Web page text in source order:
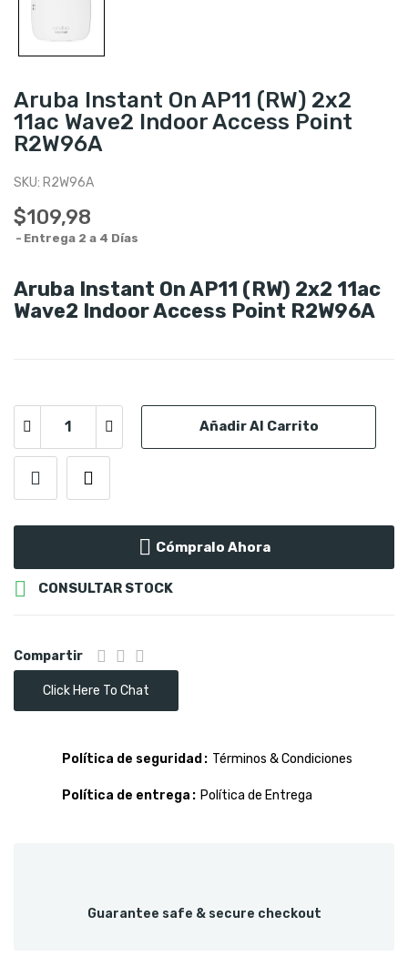
Aruba Instant On AP11 (RW) 2x2
11ac Wave2 Indoor Access Point
R2W96A
SKU: R2W96A
$109,98
Entrega 2 a 4 Días
Aruba Instant On AP11 (RW) 2x2 11ac
Wave2 Indoor Access Point R2W96A
Añadir Al Carrito
Cómpralo Ahora
 CONSULTAR STOCK
Compartir
Click Here To Chat
Política de seguridad Términos & Condiciones
Política de entrega Política de Entrega
Guarantee safe & secure checkout